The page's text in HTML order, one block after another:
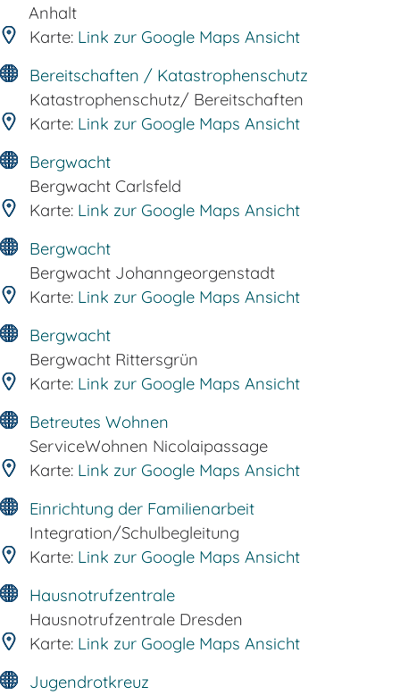
Anhalt
Karte: Link zur Google Maps Ansicht
Bereitschaften / Katastrophenschutz
Katastrophenschutz/ Bereitschaften
Karte: Link zur Google Maps Ansicht
Bergwacht
Bergwacht Carlsfeld
Karte: Link zur Google Maps Ansicht
Bergwacht
Bergwacht Johanngeorgenstadt
Karte: Link zur Google Maps Ansicht
Bergwacht
Bergwacht Rittersgrün
Karte: Link zur Google Maps Ansicht
Betreutes Wohnen
ServiceWohnen Nicolaipassage
Karte: Link zur Google Maps Ansicht
Einrichtung der Familienarbeit
Integration/Schulbegleitung
Karte: Link zur Google Maps Ansicht
Hausnotrufzentrale
Hausnotrufzentrale Dresden
Karte: Link zur Google Maps Ansicht
Jugendrotkreuz